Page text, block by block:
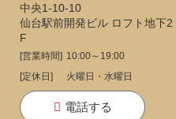
中央1-10-10
仙台駅前開発ビル ロフト地下2
F
[営業時間] 10:00～19:00
[定休日]
火曜日・水曜日
電話する